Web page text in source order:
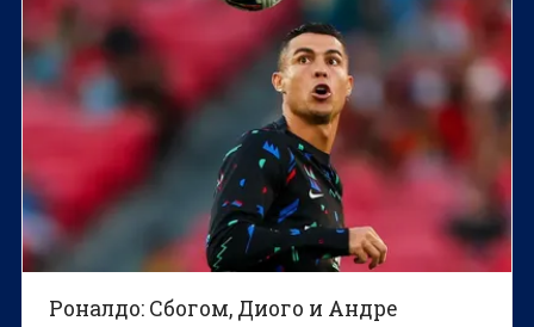
Роналдо: Сбогом, Диого и Андре